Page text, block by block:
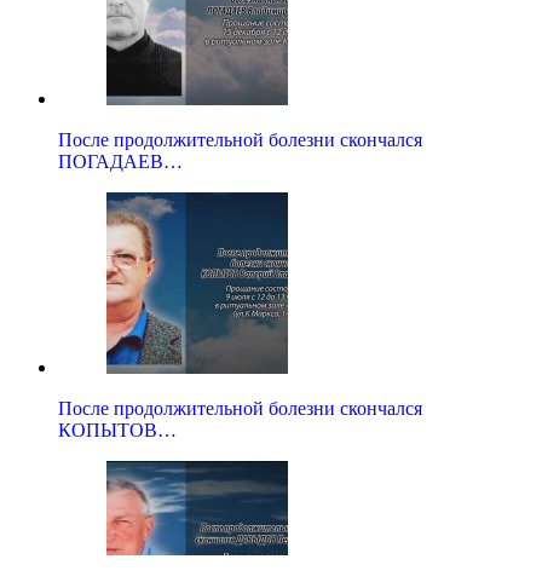
После продолжительной болезни скончался
ПОГАДАЕВ…
После продолжительной болезни скончался
КОПЫТОВ…